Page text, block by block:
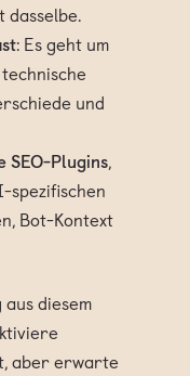
dasselbe.
: Es geht um
und
Plugins,
spezifischen
Bot-Kontext
diesem
aber erwarte